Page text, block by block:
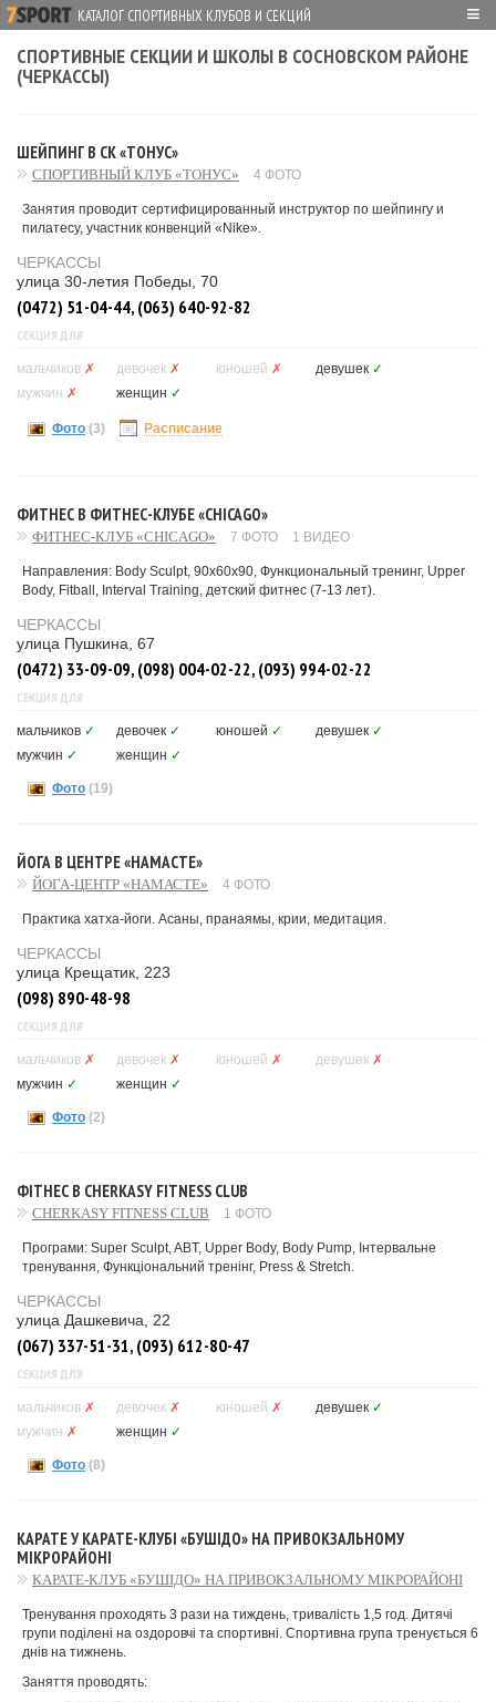
КАТАЛОГ СПОРТИВНЫХ КЛУБОВ И СЕКЦИЙ ≡
СПОРТИВНЫЕ СЕКЦИИ И ШКОЛЫ В СОСНОВСКОМ РАЙОНЕ
(ЧЕРКАССЫ)
ШЕЙПИНГ В СК «ТОНУС»
СПОРТИВНЫЙ КЛУБ «ТОНУС» 4 ФОТО
Занятия проводит сертифицированный инструктор по шейпингу и
пилатесу, участник конвенций «Nike».
ЧЕРКАССЫ
улица 30-летия Победы, 70
(0472) 51-04-44, (063) 640-92-82
СЕКЦИЯ ДЛЯ
мальчиков ✗ девочек ✗ юношей ✗ девушек ✓
мужчин ✗ женщин ✓
Фото (3) Расписание
ФИТНЕС В ФИТНЕС-КЛУБЕ «CHICAGO»
ФИТНЕС-КЛУБ «CHICAGO» 7 ФОТО 1 ВИДЕО
Направления: Body Sculpt, 90x60x90, Функциональный тренинг, Upper
Body, Fitball, Interval Training, детский фитнес (7-13 лет).
ЧЕРКАССЫ
улица Пушкина, 67
(0472) 33-09-09, (098) 004-02-22, (093) 994-02-22
СЕКЦИЯ ДЛЯ
мальчиков ✓ девочек ✓ юношей ✓ девушек ✓
мужчин ✓ женщин ✓
Фото (19)
ЙОГА В ЦЕНТРЕ «НАМАСТЕ»
ЙОГА-ЦЕНТР «НАМАСТЕ» 4 ФОТО
Практика хатха-йоги. Асаны, пранаямы, крии, медитация.
ЧЕРКАССЫ
улица Крещатик, 223
(098) 890-48-98
СЕКЦИЯ ДЛЯ
мальчиков ✗ девочек ✗ юношей ✗ девушек ✗
мужчин ✓ женщин ✓
Фото (2)
ФІТНЕС В CHERKASY FITNESS CLUB
CHERKASY FITNESS CLUB 1 ФОТО
Програми: Super Sculpt, ABT, Upper Body, Body Pump, Інтервальне
тренування, Функціональний тренінг, Press & Stretch.
ЧЕРКАССЫ
улица Дашкевича, 22
(067) 337-51-31, (093) 612-80-47
СЕКЦИЯ ДЛЯ
мальчиков ✗ девочек ✗ юношей ✗ девушек ✓
мужчин ✗ женщин ✓
Фото (8)
КАРАТЕ У КАРАТЕ-КЛУБІ «БУШІДО» НА ПРИВОКЗАЛЬНОМУ
МІКРОРАЙОНІ
КАРАТЕ-КЛУБ «БУШІДО» НА ПРИВОКЗАЛЬНОМУ МІКРОРАЙОНІ
Тренування проходять 3 рази на тиждень, тривалість 1,5 год. Дитячі
групи поділені на оздоровчі та спортивні. Спортивна група тренується 6
днів на тижнень.
Заняття проводять: